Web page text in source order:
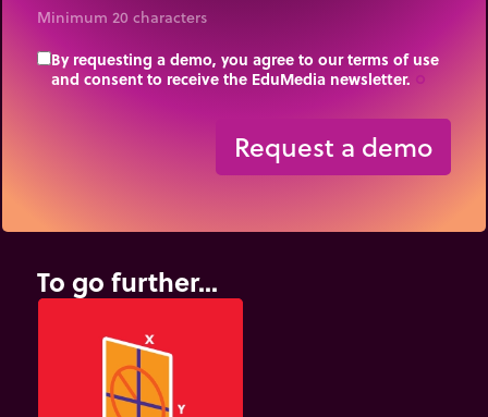
Minimum 20 characters
By requesting a demo, you agree to our terms of use
and consent to receive the EduMedia newsletter.
Request a demo
To go further...